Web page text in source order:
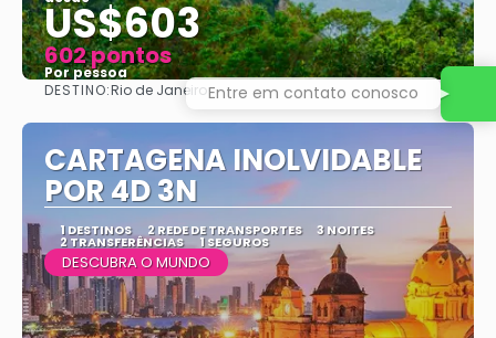
US$603
602 pontos
Por pessoa
Vejo
DESTINO:Rio de Janeiro
CARTAGENA INOLVIDABLE
POR 4D 3N
1 DESTINOS 2 REDE DE TRANSPORTES 3 NOITES
2 TRANSFERÊNCIAS 1 SEGUROS
DESCUBRA O MUNDO
Entre em contato conosco